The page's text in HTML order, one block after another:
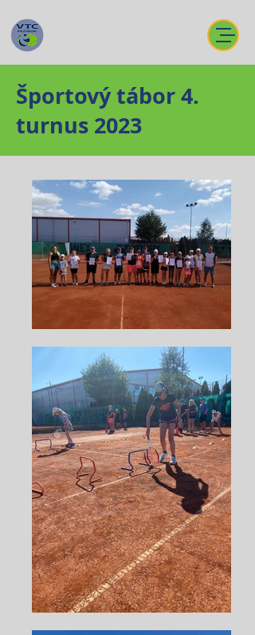
Športový tábor 4.
turnus 2023